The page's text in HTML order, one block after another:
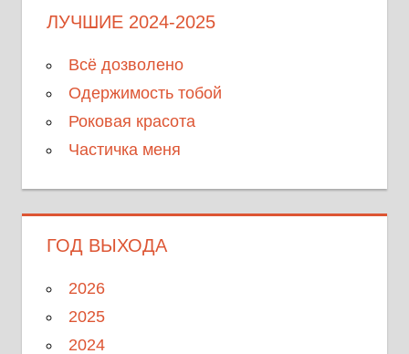
ЛУЧШИЕ 2024-2025
Всё дозволено
Одержимость тобой
Роковая красота
Частичка меня
ГОД ВЫХОДА
2026
2025
2024